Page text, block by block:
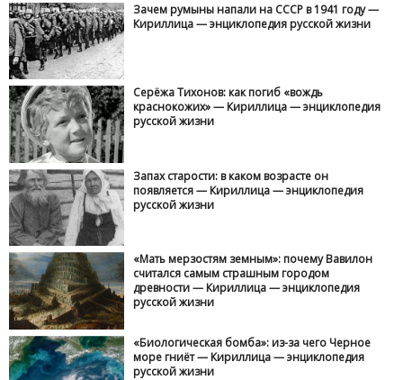
Зачем румыны напали на СССР в 1941 году —
Кириллица — энциклопедия русской жизни
Серёжа Тихонов: как погиб «вождь
краснокожих» — Кириллица — энциклопедия
русской жизни
Запах старости: в каком возрасте он
появляется — Кириллица — энциклопедия
русской жизни
«Мать мерзостям земным»: почему Вавилон
считался самым страшным городом
древности — Кириллица — энциклопедия
русской жизни
«Биологическая бомба»: из-за чего Черное
море гниёт — Кириллица — энциклопедия
русской жизни